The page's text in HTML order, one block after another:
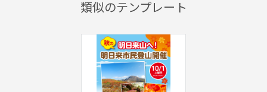
類似のテンプレート